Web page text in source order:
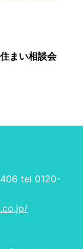
まい相談会
406 tel 0120-